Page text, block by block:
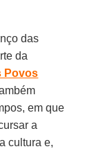
das
da
Povos
em que
a
cultura e,